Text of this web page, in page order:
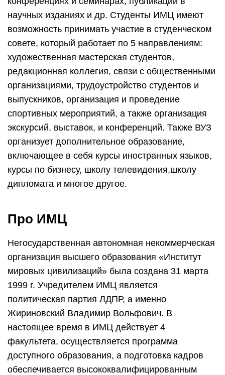
научных изданиях и др. Студенты ИМЦ имеют
возможность принимать участие в студенческом
совете, который работает по 5 направлениям:
художественная мастерская студентов,
редакционная коллегия, связи с общественными
организациями, трудоустройство студентов и
выпускников, организация и проведение
спортивных мероприятий, а также организация
экскурсий, выставок, и конференций. Также ВУЗ
организует дополнительное образование,
включающее в себя курсы иностранных языков,
курсы по бизнесу, школу телевидения,школу
дипломата и многое другое.
Про ИМЦ
Негосударственная автономная некоммерческая
организация высшего образования «Институт
мировых цивилизаций» была создана 31 марта
1999 г. Учредителем ИМЦ является
политическая партия ЛДПР, а именно
Жириновский Владимир Вольфович. В
настоящее время в ИМЦ действует 4
факультета, осуществляется программа
доступного образования, а подготовка кадров
обеспечивается высококвалифицированным